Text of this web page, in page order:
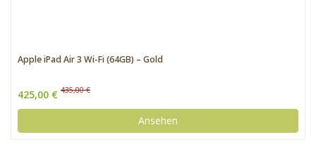
Apple iPad Air 3 Wi-Fi (64GB) – Gold
425,00 € 435,00 €
Ansehen